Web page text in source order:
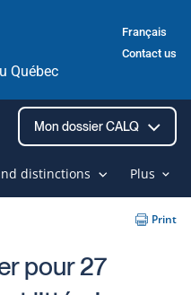
Québec
Français
Contact us
Mon dossier CALQ
distinctions Plus
Print
pour 27